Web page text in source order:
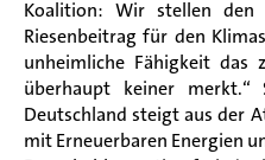
Koalition: Wir stellen den
Riesenbeitrag für den
unheimliche Fähigkeit das
überhaupt keiner merkt.“
Deutschland steigt aus der
mit Erneuerbaren Energien